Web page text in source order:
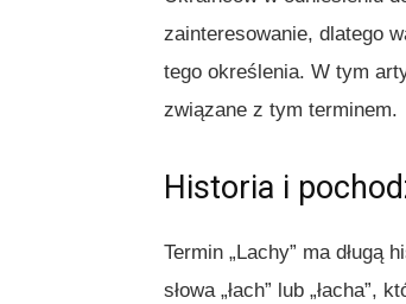
zainteresowanie, dlatego
tego określenia. W tym
związane z tym terminem.
Historia i
Termin „Lachy” ma
słowa „łach” lub